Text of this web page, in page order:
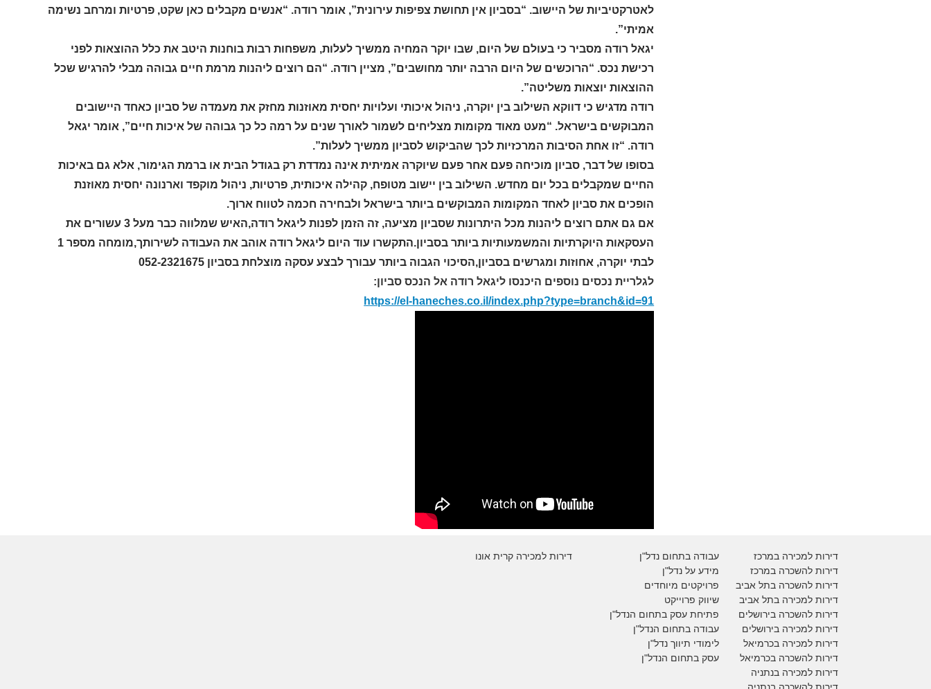
לאטרקטיביות של היישוב. “בסביון אין תחושת צפיפות עירונית”, אומר רודה. “אנשים מקבלים כאן שקט, פרטיות ומרחב נשימה
אמיתי”.
יגאל רודה מסביר כי בעולם של היום, שבו יוקר המחיה ממשיך לעלות, משפחות רבות בוחנות היטב את כלל ההוצאות לפני
רכישת נכס. “הרוכשים של היום הרבה יותר מחושבים”, מציין רודה. “הם רוצים ליהנות מרמת חיים גבוהה מבלי להרגיש שכל
ההוצאות יוצאות משליטה”.
רודה מדגיש כי דווקא השילוב בין יוקרה, ניהול איכותי ועלויות יחסית מאוזנות מחזק את מעמדה של סביון כאחד היישובים
המבוקשים בישראל. “מעט מאוד מקומות מצליחים לשמור לאורך שנים על רמה כל כך גבוהה של איכות חיים”, אומר יגאל
רודה. “זו אחת הסיבות המרכזיות לכך שהביקוש לסביון ממשיך לעלות”.
בסופו של דבר, סביון מוכיחה פעם אחר פעם שיוקרה אמיתית אינה נמדדת רק בגודל הבית או ברמת הגימור, אלא גם באיכות
החיים שמקבלים בכל יום מחדש. השילוב בין יישוב מטופח, קהילה איכותית, פרטיות, ניהול מוקפד וארנונה יחסית מאוזנת
הופכים את סביון לאחד המקומות המבוקשים ביותר בישראל ולבחירה חכמה לטווח ארוך.
אם גם אתם רוצים ליהנות מכל היתרונות שסביון מציעה, זה הזמן לפנות ליגאל רודה,האיש שמלווה כבר מעל 3 עשורים את
העסקאות היוקרתיות והמשמעותיות ביותר בסביון.התקשרו עוד היום ליגאל רודה אוהב את העבודה לשירותך,מומחה מספר 1
לבתי יוקרה, אחוזות ומגרשים בסביון,הסיכוי הגבוה ביותר עבורך לבצע עסקה מוצלחת בסביון 052-2321675
לגלריית נכסים נוספים היכנסו ליגאל רודה אל הנכס סביון:
https://el-haneches.co.il/index.php?type=branch&id=91
דירות למכירה קרית אונו
דירות למכירה במרכז
דירות להשכרה במרכז
דירות להשכרה בתל אביב
דירות למכירה בתל אביב
דירות להשכרה בירושלים
דירות למכירה בירושלים
דירות למכירהבכרמיאל
דירות להשכרהבכרמיאל
דירות למכירה בנתניה
עבודה בתחום נדל"ן
מידע על נדל"ן
פרויקטים מיוחדים
שיווק פרוייקט
פתיחת עסק בתחום הנדל"ן
עבודה בתחום הנדל"ן
לימודי תיווך נדל"ן
עסק בתחום הנדל"ן